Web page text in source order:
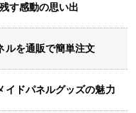
す感動の思い出
ルを通販で簡単注文
イドパネルグッズの魅力